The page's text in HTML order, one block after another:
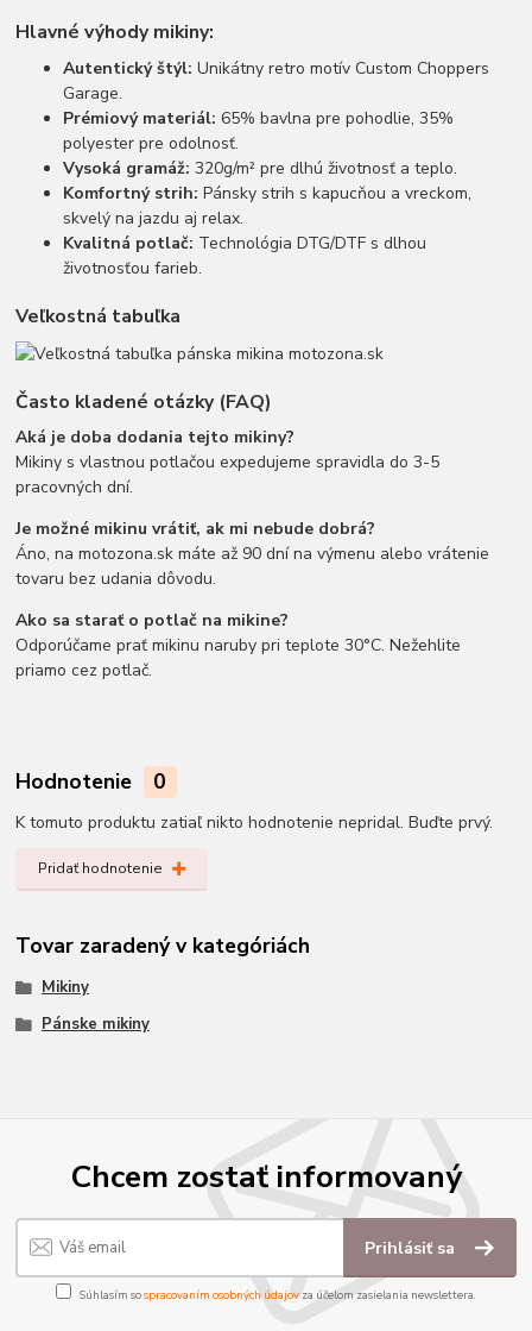
Hlavné výhody mikiny:
Autentický štýl: Unikátny retro motív Custom Choppers
Garage.
Prémiový materiál: 65% bavlna pre pohodlie, 35%
polyester pre odolnosť.
Vysoká gramáž: 320g/m² pre dlhú životnosť a teplo.
Komfortný strih: Pánsky strih s kapucňou a vreckom,
skvelý na jazdu aj relax.
Kvalitná potlač: Technológia DTG/DTF s dlhou
životnosťou farieb.
Veľkostná tabuľka
Často kladené otázky (FAQ)
Aká je doba dodania tejto mikiny?
Mikiny s vlastnou potlačou expedujeme spravidla do 3-5
pracovných dní.
Je možné mikinu vrátiť, ak mi nebude dobrá?
Áno, na motozona.sk máte až 90 dní na výmenu alebo vrátenie
tovaru bez udania dôvodu.
Ako sa starať o potlač na mikine?
Odporúčame prať mikinu naruby pri teplote 30°C. Nežehlite
priamo cez potlač.
Hodnotenie 0
K tomuto produktu zatiaľ nikto hodnotenie nepridal. Buďte prvý.
Pridať hodnotenie
Tovar zaradený v kategóriách
Mikiny
Pánske mikiny
Chcem zostať informovaný
Prihlásiť sa
Súhlasím sospracovaním osobných údajov za účelom zasielania newslettera.